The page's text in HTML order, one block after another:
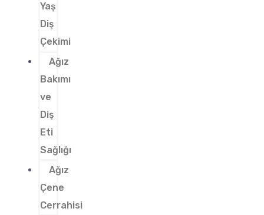
Yaş
Diş
Çekimi
Ağız
Bakımı
ve
Diş
Eti
Sağlığı
Ağız
Çene
Cerrahisi